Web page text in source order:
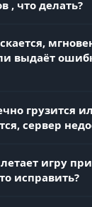
отдачи любого
, что делать?
выдаёт
грузится
сервер
игру при
исправить?